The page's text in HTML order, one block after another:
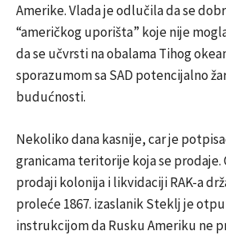
Amerike. Vlada je odlučila da se
“američkog uporišta” koje nije
da se učvrsti na obalama Tihog
sporazumom sa SAD potencijalno
budućnosti.
Nekoliko dana kasnije, car je
granicama teritorije koja se prodaje.
prodaji kolonija i likvidaciji RAK-a
proleće 1867. izaslanik Steklj je
instrukcijom da Rusku Ameriku ne